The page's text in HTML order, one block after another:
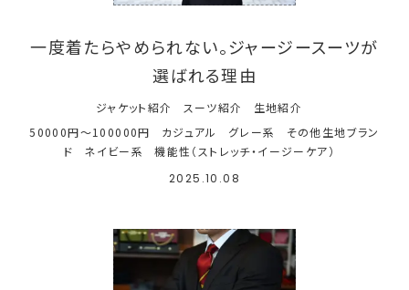
一度着たらやめられない。ジャージースーツが
選ばれる理由
ジャケット紹介 スーツ紹介
生地紹介
50000円～100000円
カジュアル グレー系
その他生地ブラン
ド
ネイビー系
機能性（ストレッチ・イージーケア）
2025.10.08